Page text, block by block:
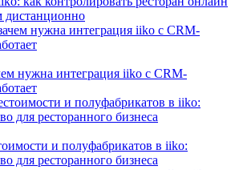
дистанционно
нужна интеграция iiko с CRM-
и полуфабрикатов в iiko:
для ресторанного бизнеса